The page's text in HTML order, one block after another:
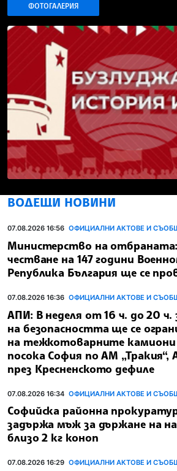
ФОТОГАЛЕРИЯ
ВОДЕЩИ НОВИНИ
07.08.2026 16:56 ОФИЦИАЛНИ АКТОВЕ И
Министерство на
честване на 147 години
Република България ще се
07.08.2026 16:36 ОФИЦИАЛНИ АКТОВЕ И
АПИ: В неделя от 16 ч. до 20 ч.
на безопасността ще се
на тежкотоварните камиони
посока София по АМ
през Кресненското дефиле
07.08.2026 16:34 ОФИЦИАЛНИ АКТОВЕ И
Софийска районна
задържа мъж за държане на
близо 2 кг коноп
07.08.2026 16:29 ОФИЦИАЛНИ АКТОВЕ И